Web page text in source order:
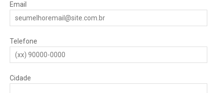
Email
Telefone
Cidade